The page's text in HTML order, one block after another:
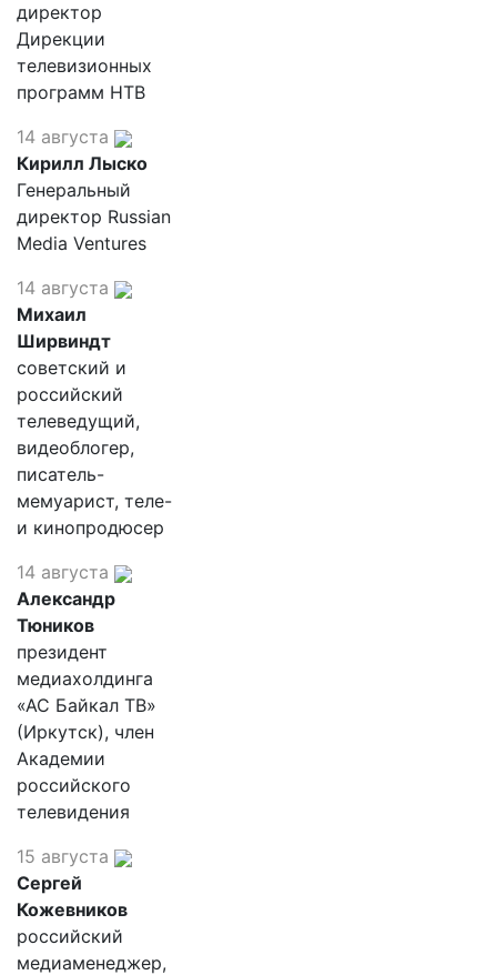
директор
Дирекции
телевизионных
программ НТВ
14 августа
Кирилл Лыско
Генеральный
директор Russian
Media Ventures
14 августа
Михаил
Ширвиндт
советский и
российский
телеведущий,
видеоблогер,
писатель-
мемуарист, теле-
и кинопродюсер
14 августа
Александр
Тюников
президент
медиахолдинга
«АС Байкал ТВ»
(Иркутск), член
Академии
российского
телевидения
15 августа
Сергей
Кожевников
российский
медиаменеджер,